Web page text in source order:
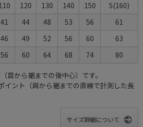
120 130 140 150
S(160)
41 44 48 53 56
61
46 49 52 56 60
63
56 60 64 68 74 80
首から裾までの後中心）です。
イント（肩から裾までの直線で計測した長
サイズ詳細について